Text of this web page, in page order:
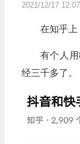
2021/12/17
在知乎上
有个人
经三千多了。